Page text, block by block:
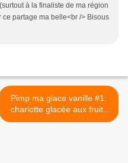
à la finaliste de ma région
partage ma belle<br /> Bisous
Pimp ma glace vanille #1:
charlotte glacée aux fruits
rouges >